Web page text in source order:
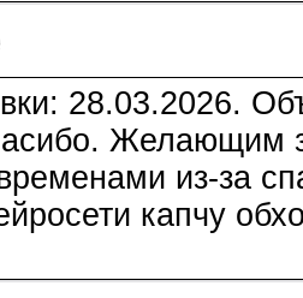
28.03.2026.
Желающим
из-за
капчу